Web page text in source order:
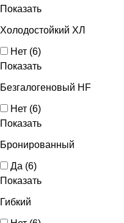
Показать
Холодостойкий ХЛ
Нет (6)
Показать
Безгалогеновый HF
Нет (6)
Показать
Бронированный
Да (6)
Показать
Гибкий